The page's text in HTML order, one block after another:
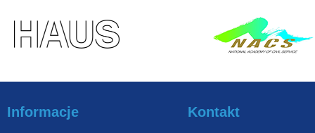
Informacje Kontakt